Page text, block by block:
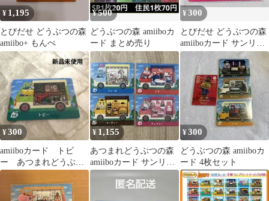
¥ 1,195
とびだせ どうぶつの森
amiibo+ もんぺ
¥500
どうぶつの森 amiiboカ
ード まとめ売り
¥300
とびだせ どうぶつの森
amiiboカード サンリオ
チェルシー
¥300
amiiboカード トビ
ー あつまれどうぶつ
の森 サンリオキャラ
クターズ
¥ 1,155
あつまれどうぶつの森
amiiboカード サンリオ
4枚セット
¥300
どうぶつの森 amiiboカ
ード 4枚セット